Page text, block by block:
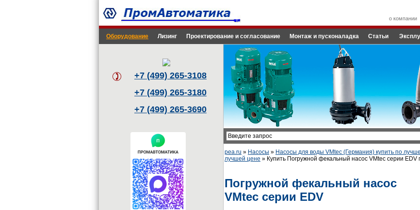
о компании
Оборудование Лизинг Проектирование и согласование Монтаж и пусконаладка Статьи
+7 (499) 265-3108
+7 (499) 265-3180
+7 (499) 265-3690
pea.ru » Насосы » Насосы для воды VMtec (Германия) купить по
лучшей цене » Купить Погружной фекальный насос VMtec серии
Погружной фекальный насос
VMtec серии EDV